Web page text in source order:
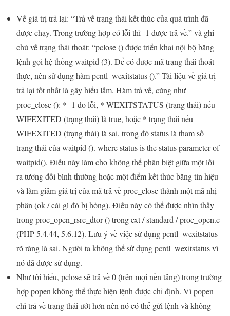
Về giá trị trả lại: “Trả về trạng thái kết thúc của quá trình đã
được chạy. Trong trường hợp có lỗi thì -1 được trả về.” và ghi
chú về trạng thái thoát: “pclose () được triển khai nội bộ bằng
lệnh gọi hệ thống waitpid (3). Để có được mã trạng thái thoát
thực, nên sử dụng hàm pcntl_wexitstatus ().” Tài liệu về giá trị
trả lại tốt nhất là gây hiểu lầm. Hàm trả về, cũng như
proc_close (): * -1 do lỗi, * WEXITSTATUS (trạng thái) nếu
WIFEXITED (trạng thái) là true, hoặc * trạng thái nếu
WIFEXITED (trạng thái) là sai, trong đó status là tham số
trạng thái của waitpid (). where status is the status parameter of
waitpid(). Điều này làm cho không thể phân biệt giữa một lối
ra tương đối bình thường hoặc một điểm kết thúc bằng tín hiệu
và làm giảm giá trị của mã trả về proc_close thành một mã nhị
phân (ok / cái gì đó bị hỏng). Điều này có thể được nhìn thấy
trong proc_open_rsrc_dtor () trong ext / standard / proc_open.c
(PHP 5.4.44, 5.6.12). Lưu ý về việc sử dụng pcntl_wexitstatus
rõ ràng là sai. Người ta không thể sử dụng pcntl_wexitstatus vì
nó đã được sử dụng.
Như tôi hiểu, pclose sẽ trả về 0 (trên mọi nền tảng) trong trường
hợp popen không thể thực hiện lệnh được chỉ định. Vì popen
chỉ trả về trạng thái ướt hơn nên nó có thể gửi lệnh và không